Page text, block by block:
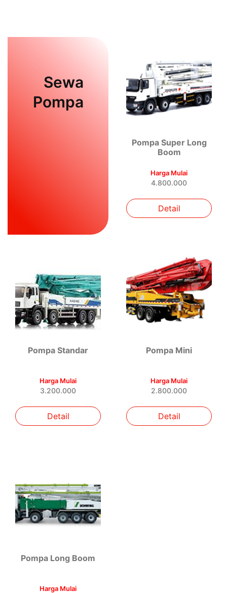
Sewa
Pompa
Pompa Super Long
Boom
Harga Mulai
4.800.000
Detail
Pompa Standar
Harga Mulai
3.200.000
Detail
Pompa Mini
Harga Mulai
2.800.000
Detail
Pompa Long Boom
Harga Mulai